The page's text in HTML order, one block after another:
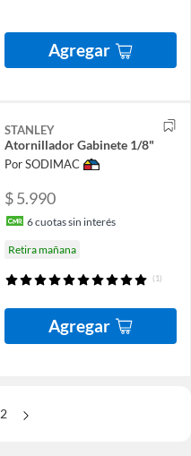
Agregar
STANLEY
Atornillador Gabinete 1/8"
Por SODIMAC
$ 5.990
6cuotas sin interés
Retira mañana
(1)
Agregar
2